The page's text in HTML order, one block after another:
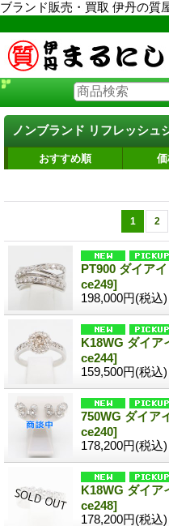
ブランド販売・買取 伊丹の質
ノンブランド リフレッシュ
おすすめ順
1 2
PT900 ダイア
ce249]
198,000円(税込)
K18WG ダイア
ce244]
159,500円(税込)
750WG ダイア
ce240]
178,200円(税込)
K18WG ダイア
ce248]
178,200円(税込)